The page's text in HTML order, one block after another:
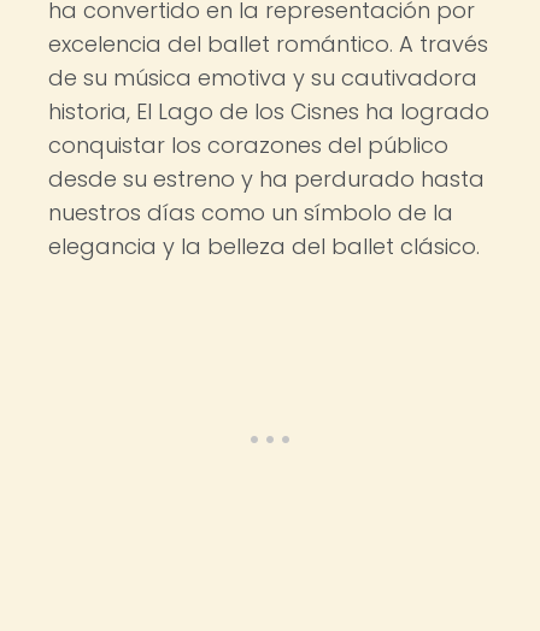
ha convertido en la representación por
excelencia del ballet romántico. A través
de su música emotiva y su cautivadora
historia, El Lago de los Cisnes ha logrado
conquistar los corazones del público
desde su estreno y ha perdurado hasta
nuestros días como un símbolo de la
elegancia y la belleza del ballet clásico.